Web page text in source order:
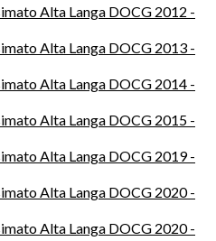
Alta Langa DOCG 2012 -
Alta Langa DOCG 2013 -
Alta Langa DOCG 2014 -
Alta Langa DOCG 2015 -
Alta Langa DOCG 2019 -
Alta Langa DOCG 2020 -
Alta Langa DOCG 2020 -